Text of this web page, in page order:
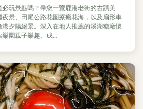
玩景點嗎？帶您一覽鹿港老街的古蹟美
景、田尾公路花園療癒花海，以及扇形車
夕陽絕景。深入在地人推薦的溪湖糖廠懷
園親子樂趣、成...